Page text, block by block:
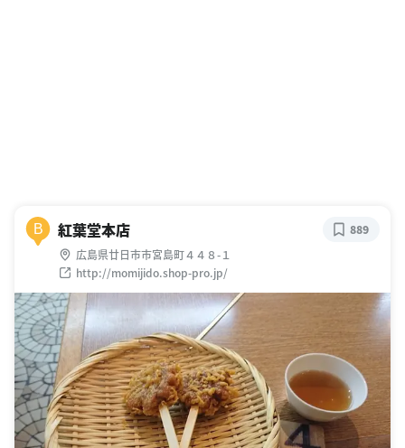
B 紅葉堂本店
広島県廿日市市宮島町４４８-１
http://momijido.shop-pro.jp/
889